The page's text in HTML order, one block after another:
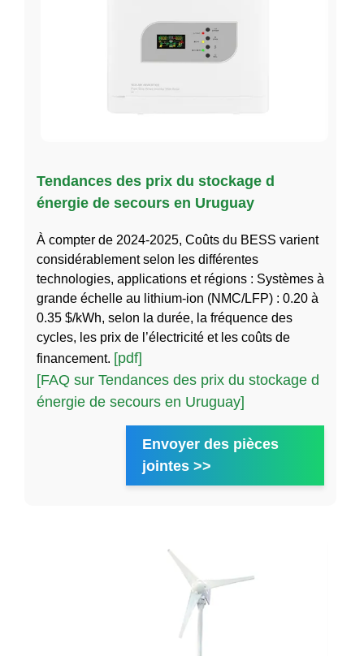
Tendances des prix du stockage d
énergie de secours en Uruguay
À compter de 2024-2025, Coûts du BESS varient
considérablement selon les différentes
technologies, applications et régions : Systèmes à
grande échelle au lithium-ion (NMC/LFP) : 0.20 à
0.35 $/kWh, selon la durée, la fréquence des
cycles, les prix de l’électricité et les coûts de
financement. [pdf]
[FAQ sur Tendances des prix du stockage d
énergie de secours en Uruguay]
Envoyer des pièces
jointes >>